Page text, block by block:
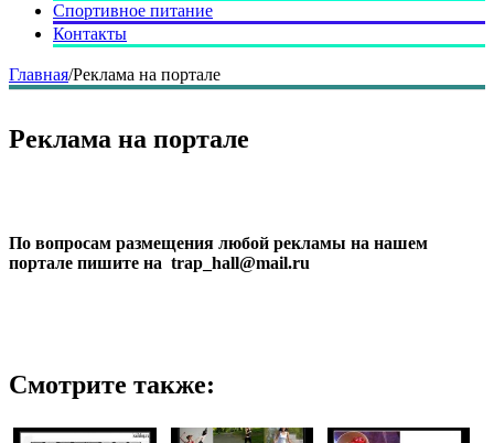
Спортивное питание
Контакты
Главная/Реклама на портале
Реклама на портале
По вопросам размещения любой рекламы на нашем
портале пишите на trap_hall@mail.ru
Смотрите также: